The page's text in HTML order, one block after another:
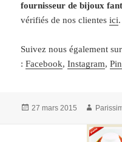
fournisseur de bijoux
vérifiés de nos clientesici.
Suivez nous également
:Facebook,Instagram,
Publié
27 mars 2015 Auteur